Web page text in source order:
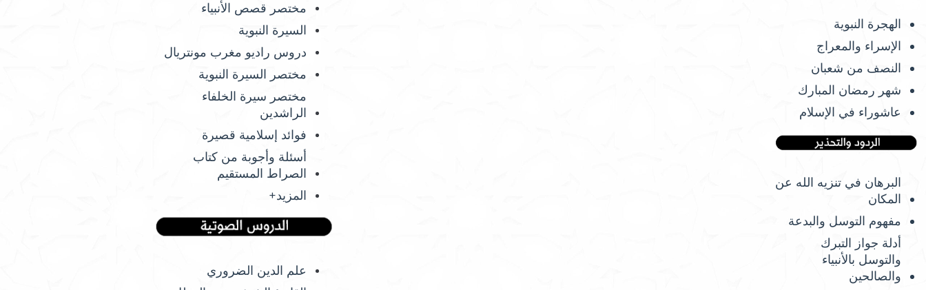
الهجرة النبوية
الإسراء والمعراج
النصف من شعبان
شهر رمضان المبارك
عاشوراء في الإسلام
البرهان في تنزيه الله عن
المكان
مفهوم التوسل والبدعة
أدلة جواز التبرك
والتوسل بالأنبياء
والصالحين
مختصر قصص الأنبياء
السيرة النبوية
دروس راديو مغرب مونتريال
مختصر السيرة النبوية
مختصر سيرة الخلفاء
الراشدين
فوائد إسلامية قصيرة
أسئلة وأجوبة من كتاب
الصراط المستقيم
المزيد+
علم الدين الضروري